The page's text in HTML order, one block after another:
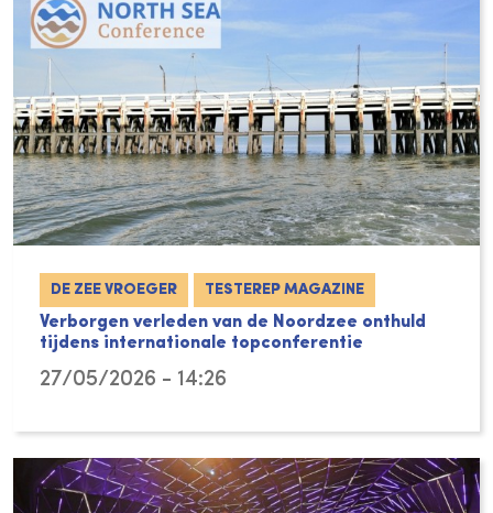
DE ZEE VROEGER TESTEREP MAGAZINE
Verborgen verleden van de Noordzee onthuld
tijdens internationale topconferentie
27/05/2026 - 14:26